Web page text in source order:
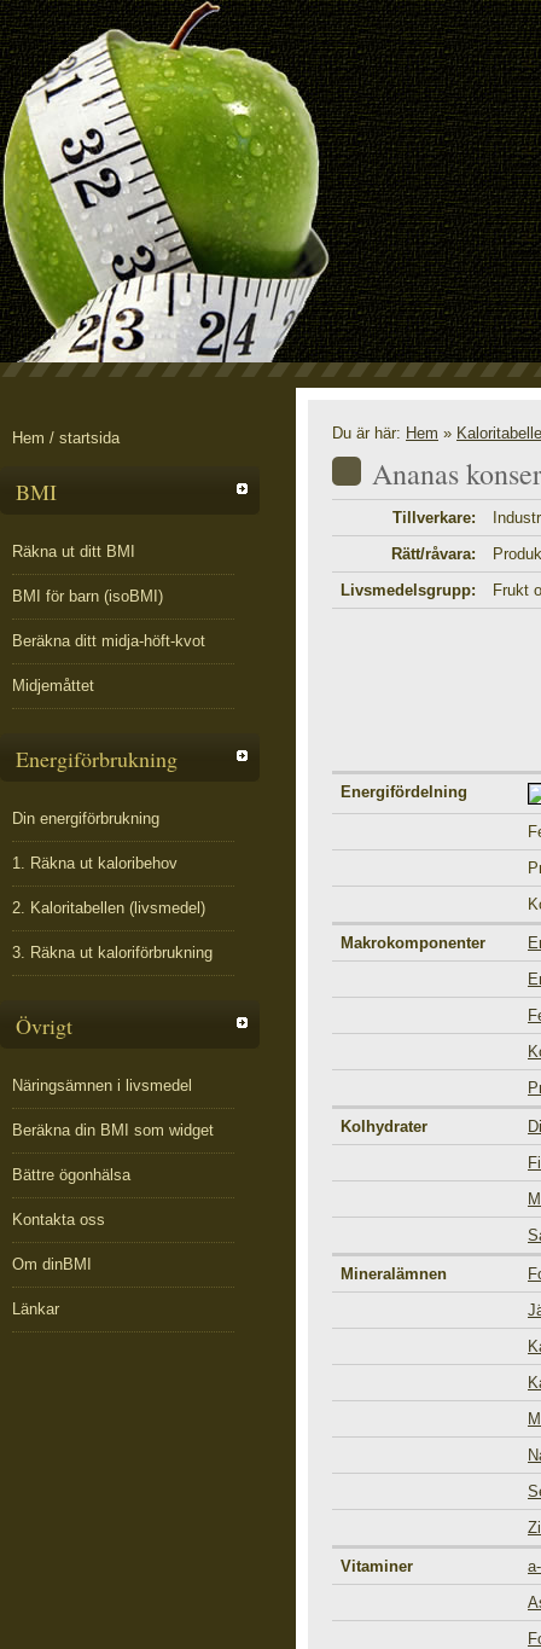
Hem / startsida
BMI
Räkna ut ditt BMI
BMI för barn (isoBMI)
Beräkna ditt midja-höft-kvot
Midjemåttet
Energiförbrukning
Din energiförbrukning
1. Räkna ut kaloribehov
2. Kaloritabellen (livsmedel)
3. Räkna ut kaloriförbrukning
Övrigt
Näringsämnen i livsmedel
Beräkna din BMI som widget
Bättre ögonhälsa
Kontakta oss
Om dinBMI
Länkar
Du är här: Hem »
Ananas
Tillverkare:
Rätt/råvara:
Livsmedelsgrupp:
Frukt
Energifördelning
Makrokomponenter
Kolhydrater
Mineralämnen
Vitaminer